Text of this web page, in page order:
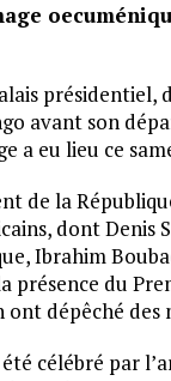
avant son
a eu lieu ce
de la
dont Denis
Ibrahim
présence du
ont dépêché des
célébré par